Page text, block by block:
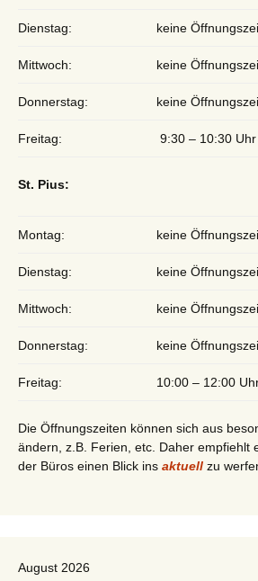
Dienstag: keine
Mittwoch: keine
Donnerstag: keine
Freitag: 9:30 – 10:30 Uhr
St. Pius:
Montag: keine
Dienstag: keine
Mittwoch: keine
Donnerstag: keine
Freitag: 10:00 – 12:00
Die Öffnungszeiten können sich aus
ändern, z.B. Ferien, etc. Daher empfiehlt
der Büros einen Blick ins aktuell zu
August 2026